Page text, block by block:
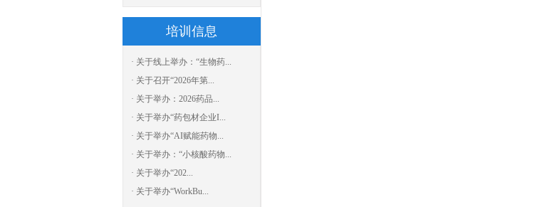
培训信息
· 关于线上举办：“生物药...
· 关于召开“2026年第...
· 关于举办：2026药品...
· 关于举办“药包材企业I...
· 关于举办“AI赋能药物...
· 关于举办：“小核酸药物...
· 关于举办“202...
· 关于举办“WorkBu...